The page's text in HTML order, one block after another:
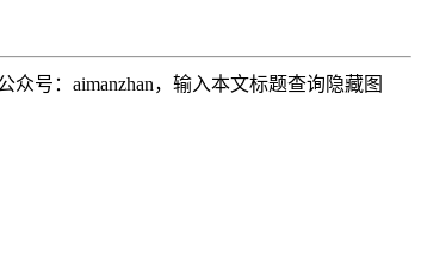
号：aimanzhan，输入本文标题查询隐藏图